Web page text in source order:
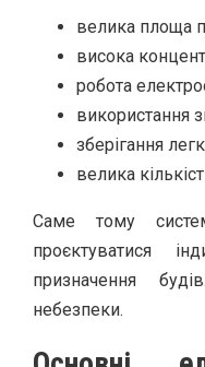
велика площа
висока
робота
використання
зберігання
велика
Саме тому
проєктуватися
призначення
небезпеки.